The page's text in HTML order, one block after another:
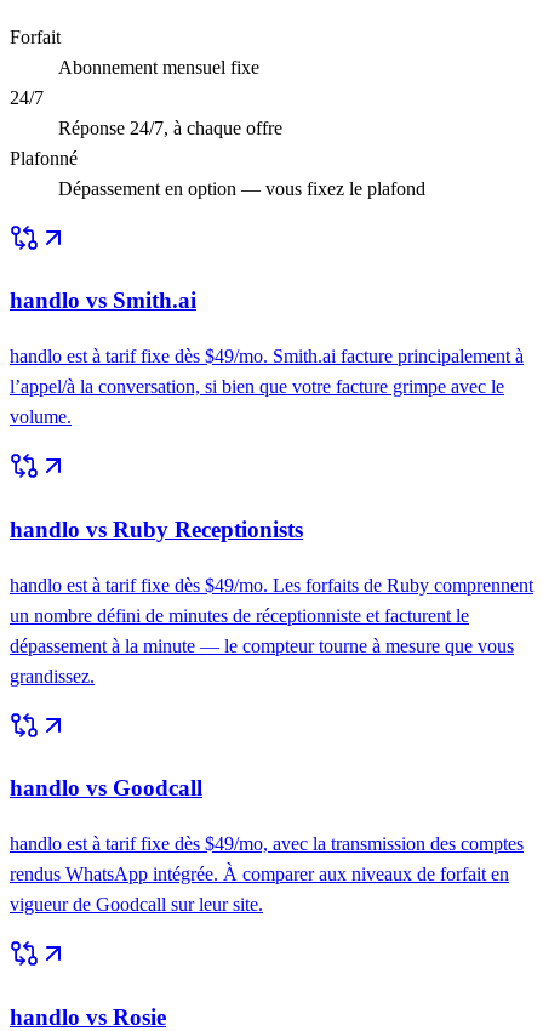
Forfait
Abonnement mensuel fixe
24/7
Réponse 24/7, à chaque offre
Plafonné
Dépassement en option — vous fixez le plafond
handlo vs Smith.ai
handlo est à tarif fixe dès $49/mo. Smith.ai facture principalement à
l’appel/à la conversation, si bien que votre facture grimpe avec le
volume.
handlo vs Ruby Receptionists
handlo est à tarif fixe dès $49/mo. Les forfaits de Ruby comprennent
un nombre défini de minutes de réceptionniste et facturent le
dépassement à la minute — le compteur tourne à mesure que vous
grandissez.
handlo vs Goodcall
handlo est à tarif fixe dès $49/mo, avec la transmission des comptes
rendus WhatsApp intégrée. À comparer aux niveaux de forfait en
vigueur de Goodcall sur leur site.
handlo vs Rosie